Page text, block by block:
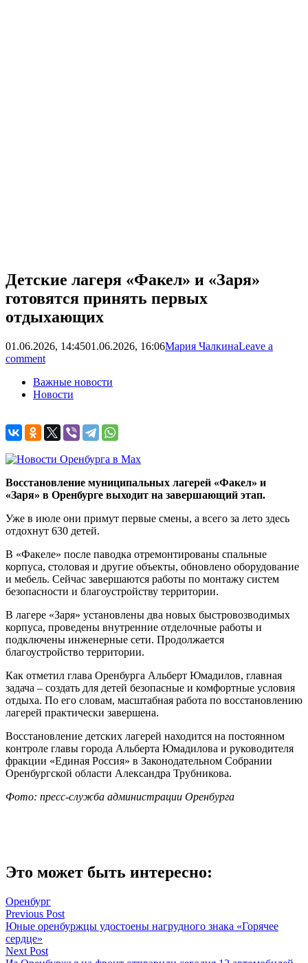
Детские лагеря «Факел» и «Заря»
готовятся принять первых
отдыхающих
01.06.2026, 14:4501.06.2026, 16:06Мария ЧалкинаLeave a
comment
Важные новости
Новости
Восстановление муниципальных лагерей «Факел» и
«Заря» в Оренбурге выходит на завершающий этап.
Уже в июле они примут первые смены, а всего за лето здесь
отдохнут 630 детей.
В «Факеле» после паводка отремонтированы спальные
корпуса, столовая и другие объекты, обновлено оборудование
и мебель. Сейчас завершаются работы по монтажу систем
безопасности и благоустройству территории.
В лагере «Заря» установлены два новых быстровозводимых
корпуса, проведены внутренние отделочные работы и
подключены инженерные сети. Продолжается
благоустройство территории.
Как отметил глава Оренбурга Альберт Юмадилов, главная
задача – создать для детей безопасные и комфортные условия
отдыха. По его словам, масштабная работа по восстановлению
лагерей практически завершена.
Восстановление детских лагерей находится на постоянном
контроле главы города Альберта Юмадилова и руководителя
фракции «Единая Россия» в Законодательном Собрании
Оренбургской области Александра Трубникова.
Фото: пресс-служба администрации Оренбурга
Это может быть интересно:
Оренбург
Навигация
по
записям
Previous Post
Юные оренбуржцы удостоены нагрудного знака «Горячее
сердце»
Next Post